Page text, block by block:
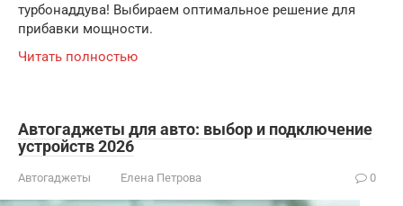
турбонаддува! Выбираем оптимальное решение для
прибавки мощности.
Читать полностью
Автогаджеты для авто: выбор и подключение
устройств 2026
Автогаджеты Елена Петрова 0